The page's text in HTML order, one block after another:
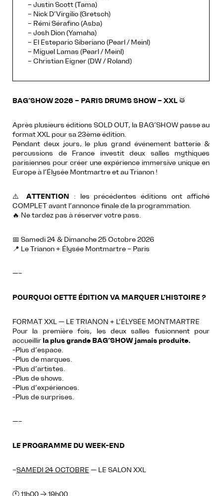
– Justin Scott (Tama)
– Nick D’Virgilio (Gretsch)
– Rémi Sérafino (Asba)
– Josh Dion (Yamaha)
– El Estepario Siberiano (Pearl / Meinl)
– Miguel Lamas (Pearl / Meinl)
– Christian Eigner (DW / Roland)
BAG’SHOW 2026 – PARIS DRUMS SHOW – XXL 🥁
Après plusieurs éditions SOLD OUT, la BAG’SHOW passe au
format XXL pour sa 23ème édition.
Pendant deux jours, le plus grand événement batterie &
percussions de France investit deux salles mythiques
parisiennes pour créer une expérience immersive unique en
Europe à l’Élysée Montmartre et au Trianon !
⚠️ ATTENTION : les précédentes éditions ont affiché
COMPLET avant l’annonce finale de la programmation.
🔥 Ne tardez pas à réserver votre pass.
📅 Samedi 24 & Dimanche 25 Octobre 2026
📍 Le Trianon + Élysée Montmartre – Paris
—–
POURQUOI CETTE ÉDITION VA MARQUER L’HISTOIRE ?
FORMAT XXL — LE TRIANON + L’ÉLYSÉE MONTMARTRE
Pour la première fois, les deux salles fusionnent pour
accueillir la plus grande BAG’SHOW jamais produite.
-Plus d’espace.
-Plus de marques.
-Plus d’artistes.
-Plus de shows.
-Plus d’expériences.
-Plus de surprises.
—–
LE PROGRAMME DU WEEK-END
–SAMEDI 24 OCTOBRE — LE SALON XXL
🕚 11h00 → 19h00